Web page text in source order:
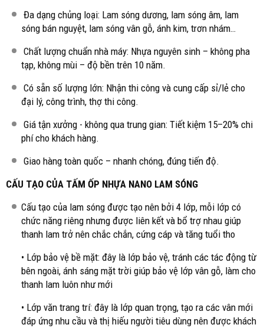
Đa dạng chủng loại: Lam sóng dương, lam sóng âm, lam
sóng bán nguyệt, lam sóng vân gỗ, ánh kim, trơn nhám…
Chất lượng chuẩn nhà máy: Nhựa nguyên sinh – không pha
tạp, không mùi – độ bền trên 10 năm.
Có sẵn số lượng lớn: Nhận thi công và cung cấp sỉ/lẻ cho
đại lý, công trình, thợ thi công.
Giá tận xưởng - không qua trung gian: Tiết kiệm 15–20% chi
phí cho khách hàng.
Giao hàng toàn quốc – nhanh chóng, đúng tiến độ.
CẤU TẠO CỦA TẤM ỐP NHỰA NANO LAM SÓNG
Cấu tạo của lam sóng được tạo nên bởi 4 lớp, mỗi lớp có
chức năng riêng nhưng được liên kết và bổ trợ nhau giúp
thanh lam trở nên chắc chắn, cứng cáp và tăng tuổi tho
• Lớp bảo vệ bề mặt: đây là lớp bảo vệ, tránh các tác động từ
bên ngoài, ánh sáng mặt trời giúp bảo vệ lớp vân gỗ, làm cho
thanh lam luôn như mới
• Lớp văn trang trí: đây là lớp quan trọng, tạo ra các vân mới
đáp ứng nhu cầu và thị hiếu người tiêu dùng nên được khách